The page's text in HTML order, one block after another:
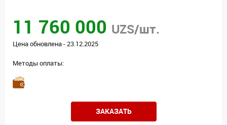
11 760 000 UZS/шт.
Цена обновлена - 23.12.2025
Методы оплаты:
ЗАКАЗАТЬ